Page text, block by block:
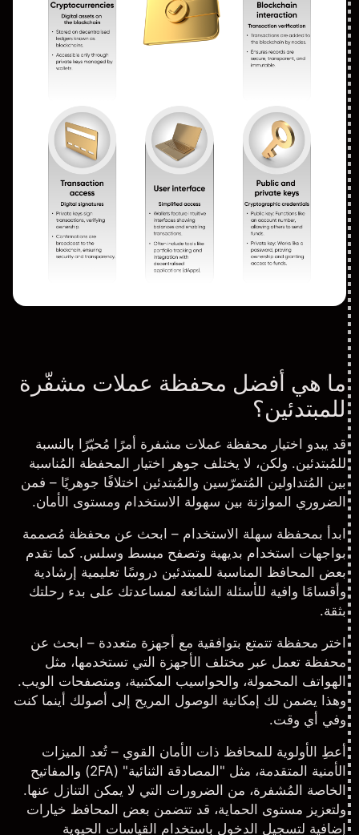
ما هي أفضل محفظة عملات مشفّرة
للمبتدئين؟
قد يبدو اختيار محفظة عملات مشفرة أمرًا مُحيّرًا بالنسبة
للمُبتدئين. ولكن، لا يختلف جوهر اختيار المحفظة المُناسبة
بين المُتداولين المُتمرّسين والمُبتدئين اختلافًا جوهريًا – فمن
الضروري الموازنة بين سهولة الاستخدام ومستوى الأمان.
ابدأ بمحفظة سهلة الاستخدام – ابحث عن محفظة مُصممة
بواجهات استخدام بديهية وتصفح مبسط وسلس. كما تقدم
بعض المحافظ المناسبة للمبتدئين دروسًا تعليمية إرشادية
وأقسامًا وافية للأسئلة الشائعة لمساعدتك على بدء رحلتك
بثقة.
اختر محفظة تتمتع بتوافقية مع أجهزة متعددة – ابحث عن
محفظة تعمل عبر مختلف الأجهزة التي تستخدمها، مثل
الهواتف المحمولة، والحواسيب المكتبية، ومتصفحات الويب.
وهذا يضمن لك إمكانية الوصول المريح إلى أصولك أينما كنت
وفي أي وقت.
أعطِ الأولوية للمحافظ ذات الأمان القوي – تُعد الميزات
الأمنية المتقدمة، مثل "المصادقة الثنائية" (2FA) والمفاتيح
الخاصة المُشفرة، من الضرورات التي لا يمكن التنازل عنها.
ولتعزيز مستوى الحماية، قد تتضمن بعض المحافظ خيارات
إضافية لتسجيل الدخول باستخدام القياسات الحيوية